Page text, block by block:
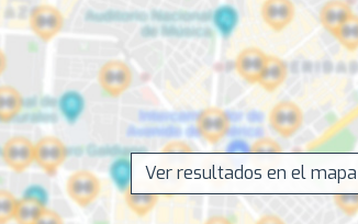
Ver resultados en el mapa